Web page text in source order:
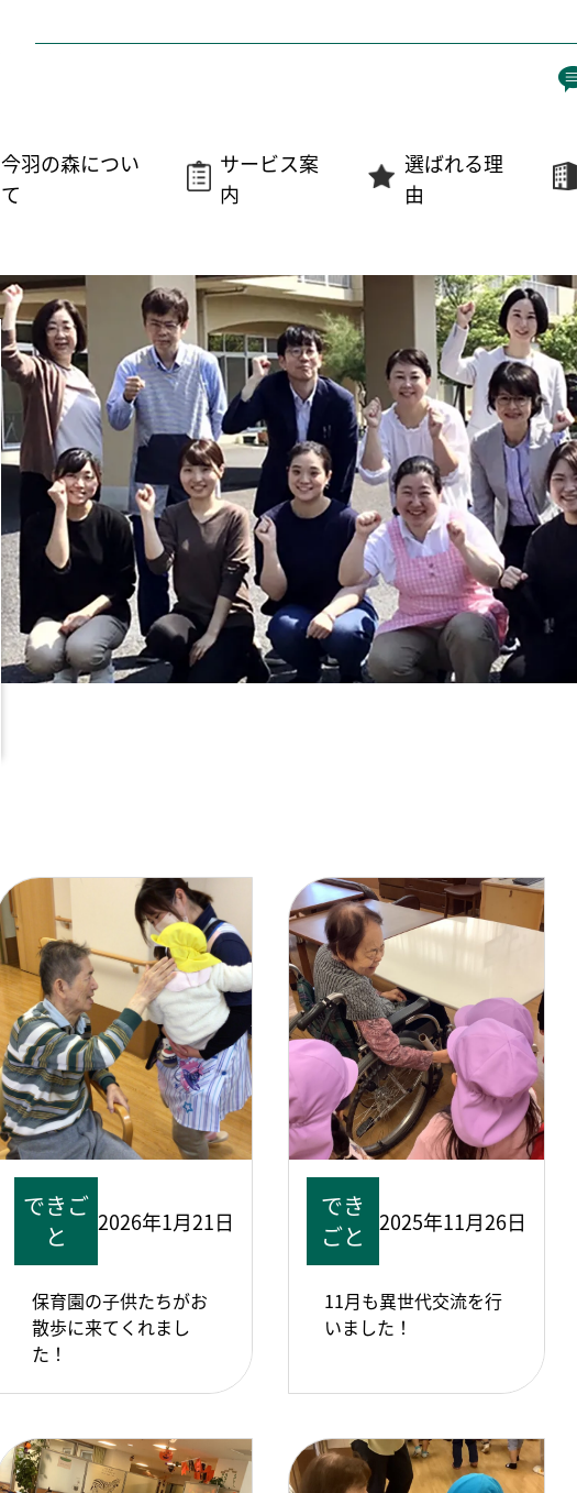
今羽の森につい
て
サービス案
内
選ばれる理
由
できご
と
2026年1月21日
保育園の子供たちがお
散歩に来てくれまし
た！
でき
ごと
2025年11月26日
11月も異世代交流を行
いました！